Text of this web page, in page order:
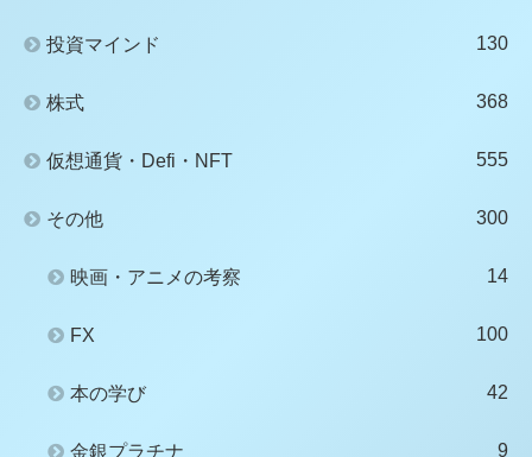
投資マインド 130
株式 368
仮想通貨・Defi・NFT 555
その他 300
映画・アニメの考察 14
FX 100
本の学び 42
金銀プラチナ 9